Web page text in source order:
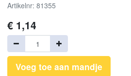
Artikelnr: 81355
€ 1,14
Voeg toe aan mandje